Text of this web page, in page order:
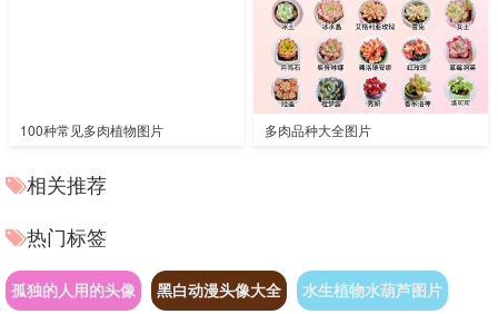
100种常见多肉植物图片 多肉品种大全图片
相关推荐
热门标签
孤独的人用的头像 黑白动漫头像大全 水生植物水葫芦图片